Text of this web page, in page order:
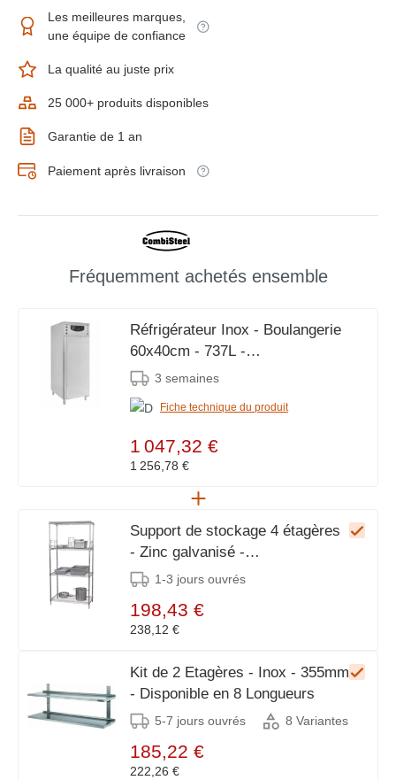
Les meilleures marques,
une équipe de confiance
La qualité au juste prix
25 000+ produits disponibles
Garantie de 1 an
Paiement après livraison
Fréquemment achetés ensemble
Réfrigérateur Inox - Boulangerie
60x40cm - 737L -
740x990x(h)2010mm
3 semaines
Fiche technique du produit
1 047,32 €
1 256,78 €
Support de stockage 4 étagères
- Zinc galvanisé -
1220x457x1830 (h) mm
1-3 jours ouvrés
198,43 €
238,12 €
Kit de 2 Etagères - Inox - 355mm
- Disponible en 8 Longueurs
5-7 jours ouvrés 8 Variantes
185,22 €
222,26 €